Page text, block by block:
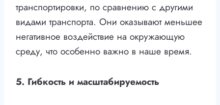
транспортировки, по сравнению с другими
видами транспорта. Они оказывают меньшее
негативное воздействие на окружающую
среду, что особенно важно в наше время.
5. Гибкость и масштабируемость